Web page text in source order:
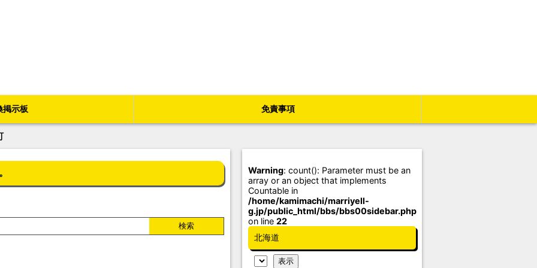
掲示板 免責事項
Warning: count(): Parameter must be an
array or an object that implements
Countable in
/home/kamimachi/marriyell-
g.jp/public_html/bbs/bbs00sidebar.php
on line 22
北海道